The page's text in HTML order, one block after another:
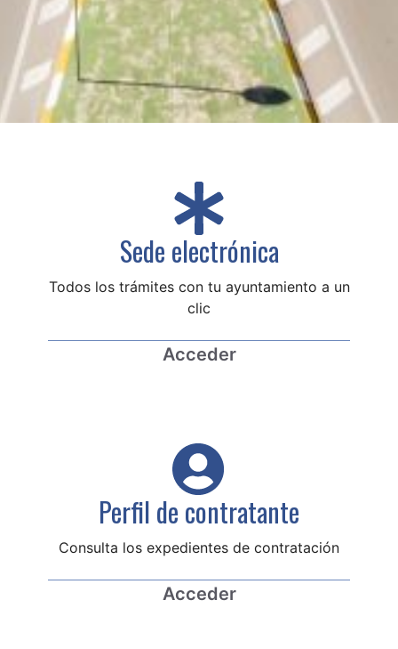
Sede electrónica
Todos los trámites con tu ayuntamiento a un
clic
Acceder
Perfil de contratante
Consulta los expedientes de contratación
Acceder